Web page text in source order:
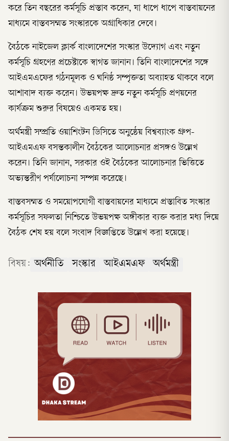
করে তিন বছরের কর্মসূচি প্রস্তাব করেন, যা ধাপে ধাপে বাস্তবায়নের
মাধ্যমে বাস্তবসম্মত সংস্কারকে অগ্রাধিকার দেবে।
বৈঠকে নাইজেল ক্লার্ক বাংলাদেশের সংস্কার উদ্যোগ এবং নতুন
কর্মসূচি গ্রহণের প্রচেষ্টাকে স্বাগত জানান। তিনি বাংলাদেশের সঙ্গে
আইএমএফের গঠনমূলক ও ঘনিষ্ঠ সম্পৃক্ততা অব্যাহত থাকবে বলে
আশাবাদ ব্যক্ত করেন। উভয়পক্ষ দ্রুত নতুন কর্মসূচি প্রণয়নের
কার্যক্রম শুরুর বিষয়েও একমত হয়।
অর্থমন্ত্রী সম্প্রতি ওয়াশিংটন ডিসিতে অনুষ্ঠেয় বিশ্বব্যাংক গ্রুপ-
আইএমএফ বসন্তকালীন বৈঠকের আলোচনার প্রসঙ্গও উল্লেখ
করেন। তিনি জানান, সরকার ওই বৈঠকের আলোচনার ভিত্তিতে
অভ্যন্তরীণ পর্যালোচনা সম্পন্ন করেছে।
বাস্তবসম্মত ও সময়োপযোগী বাস্তবায়নের মাধ্যমে প্রস্তাবিত সংস্কার
কর্মসূচির সফলতা নিশ্চিতে উভয়পক্ষ অঙ্গীকার ব্যক্ত করার মধ্য দিয়ে
বৈঠক শেষ হয় বলে সংবাদ বিজ্ঞপ্তিতে উল্লেখ করা হয়েছে।
বিষয়: অর্থনীতি সংস্কার আইএমএফ অর্থমন্ত্রী